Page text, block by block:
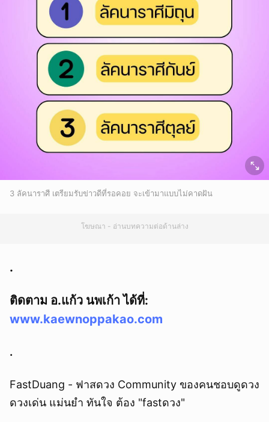
3 ลัคนาราศี เตรียมรับข่าวดีที่รอคอย จะเข้ามาแบบไม่คาดฝัน
โฆษณา - อ่านบทความต่อด้านล่าง
.
ติดตาม อ.แก้ว นพเก้า ได้ที่:
www.kaewnoppakao.com
.
FastDuang - ฟาสดวง Community ของคนชอบดูดวง
ดวงเด่น แม่นยำ ทันใจ ต้อง "fastดวง"